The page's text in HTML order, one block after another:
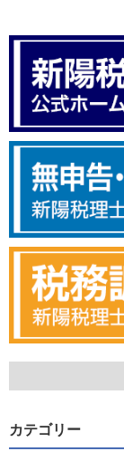
カテゴリー